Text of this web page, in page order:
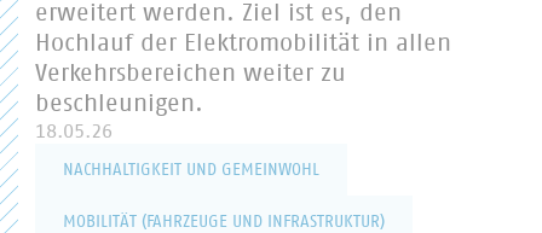
erweitert werden. Ziel ist es, den
Hochlauf der Elektromobilität in allen
Verkehrsbereichen weiter zu
beschleunigen.
18.05.26
NACHHALTIGKEIT UND GEMEINWOHL
MOBILITÄT (FAHRZEUGE UND INFRASTRUKTUR)